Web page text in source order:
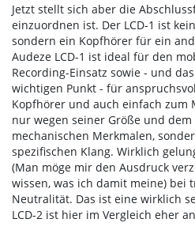
Jetzt stellt sich aber die
einzuordnen ist. Der LCD-1 ist
sondern ein Kopfhörer für ein
Audeze LCD-1 ist ideal für den
Recording-Einsatz sowie - und
wichtigen Punkt - für
Kopfhörer und auch einfach zum
nur wegen seiner Größe und
mechanischen Merkmalen,
spezifischen Klang. Wirklich
(Man möge mir den Ausdruck
wissen, was ich damit meine) bei
Neutralität. Das ist eine wirklich
LCD-2 ist hier im Vergleich eher